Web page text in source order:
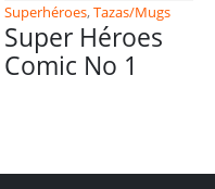
Superhéroes,Tazas/Mugs
Super Héroes
Comic No 1